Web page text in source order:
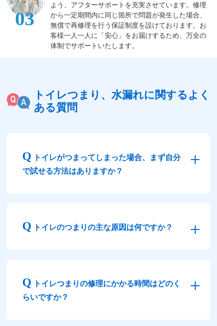
03
よう、アフターサポートを充実させています。修理
から一定期間内に同じ箇所で問題が発生した場合、
無償で再修理を行う保証制度を設けております。お
客様一人一人に「安心」をお届けするため、万全の
体制でサポートいたします。
トイレつまり、水漏れに関するよく
ある質問
トイレがつまってしまった場合、まず自分
で試せる方法はありますか？
トイレのつまりの主な原因は何ですか？
トイレつまりの修理にかかる時間はどのく
らいですか？